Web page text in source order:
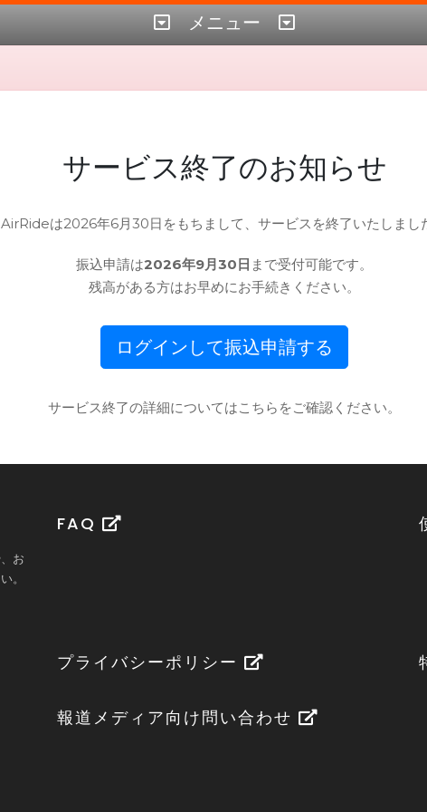
メニュー
サービス終了のお知らせ
AirRideは2026年6月30日をもちまして、サービスを終了いたしまし
振込申請は2026年9月30日 まで受付可能です。
残高がある方はお早めにお手続きください。
ログインして振込申請する
サービス終了の詳細についてはこちら をご確認ください。
お
。
FAQ
プライバシーポリシー
報道メディア向け問い合わせ